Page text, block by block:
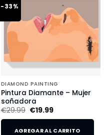
-33%
DIAMOND PAINTING
Pintura Diamante – Mujer
soñadora
€29.99 €19.99
AGREGAR AL CARRITO